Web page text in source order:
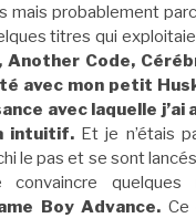
mais probablement
titres qui
Another Code,
avec mon petit
avec laquelle
intuitif. Et je n’étais
le pas et se sont
quelques
Boy Advance. Ce